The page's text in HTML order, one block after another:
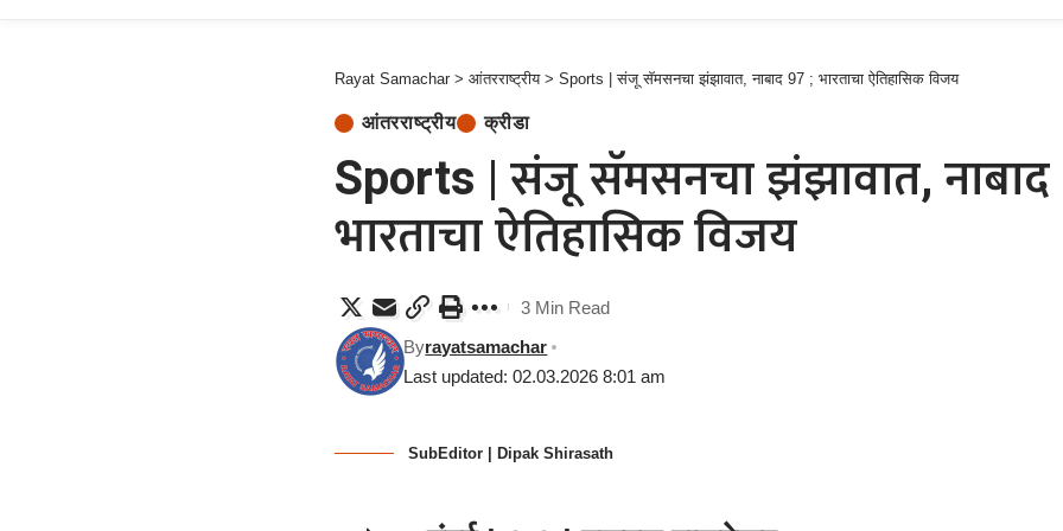
Rayat Samachar > आंतरराष्ट्रीय> Sports | संजू सॅमसनचा झंझावात, नाबाद 97 ; भारताचा ऐतिहासिक विजय
आंतरराष्ट्रीय क्रीडा
Sports | संजू सॅमसनचा झंझावात, नाबाद
भारताचा ऐतिहासिक विजय
Last updated: 02.03.2026 8:01 am
Byrayatsamachar
3 Min Read
SubEditor | Dipak Shirasath